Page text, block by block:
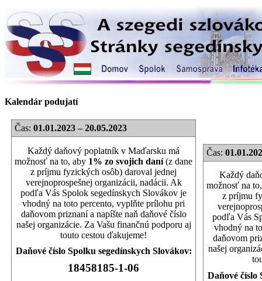
Kalendár podujatí
Čas: 01.01.2023 – 20.05.2023
Každý daňový poplatník v Maďarsku má
možnosť na to, aby 1% zo svojich daní(z dane
z príjmu fyzických osôb) daroval jednej
verejnoprospešnej organizácii, nadácii. Ak
podľa Vás Spolok segedínskych Slovákov je
vhodný na toto percento, vyplňte prílohu pri
daňovom priznaní a napíšte naň daňové číslo
našej organizácie. Za Vašu finančnú podporu aj
touto cestou ďakujeme!
Daňové číslo Spolku segedínskych Slovákov:
18458185-1-06
Čas:
Každý
možnosť na
z príjmu
podľa Vás
vhodný na
daňovom
našej
Daňové číslo